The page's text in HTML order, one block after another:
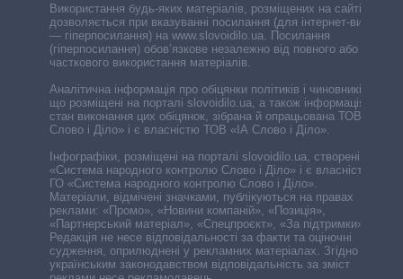
Використання будь-яких матеріалів, розміщених на сайті,
дозволяється при вказуванні посилання (для інтернет-видань
— гіперпосилання) на www.slovoidilo.ua. Посилання
(гіперпосилання) обов’язкове незалежно від повного або
часткового використання матеріалів.
Аналітична інформація про обіцянки політиків і чиновників,
що розміщені на порталі slovoidilo.ua, а також інформація про
стан виконання цих обіцянок, зібрана й опрацьована ТОВ «ІА
Слово і Діло» і є власністю ТОВ «ІА Слово і Діло».
Інфографіки, розміщені на порталі slovoidilo.ua, створені ГО
«Система народного контролю Слово і Діло» і є власністю
ГО «Система народного контролю Слово і Діло».
Матеріали, відмічені значками, публікуються на правах
реклами: «Промо», «Новини компаній», «Позиція»,
«Партнерський матеріал», «Спецпроєкт», «За підтримки».
Редакція не несе відповідальності за факти та оціночні
судження, оприлюднені у рекламних матеріалах. Згідно з
українським законодавством відповідальність за зміст